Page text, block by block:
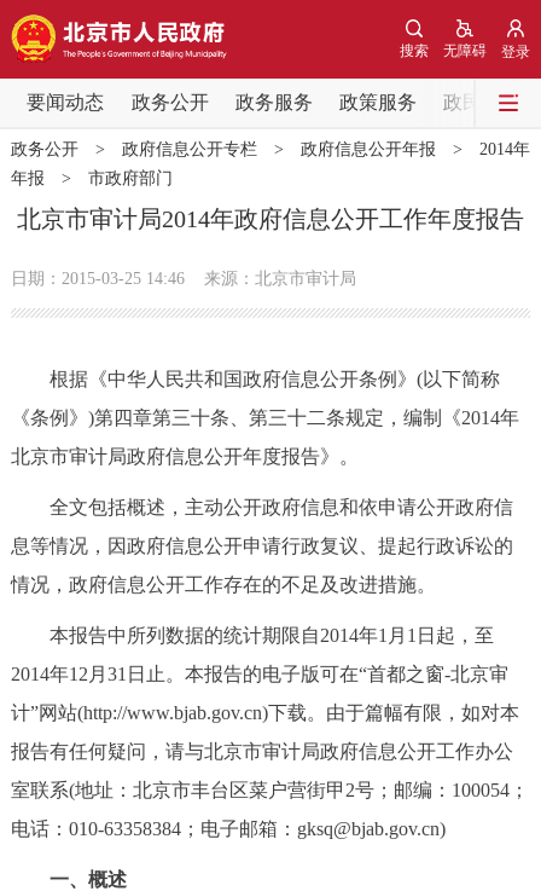
登录
无障碍
搜索
要闻动态 政务公开 政务服务 政策服务 政民互动
要闻动态
党中央精神 国务院信息 中央部委动态
北京要闻 会议信息 部门动态
各区热点
市领导 机构职能 政策服务
政策兑现 政策解读 回应关切
决策公开 专题公开
政务服务
便民服务 利企服务 投资项目
中介服务 阳光政务
政务公开> 政府信息公开专栏> 政府信息公开年报 > 2014年
年报 > 市政府部门
北京市审计局2014年政府信息公开工作年度报告
日期：2015-03-25 14:46 来源：北京市审计局
根据《中华人民共和国政府信息公开条例》(以下简称
《条例》)第四章第三十条、第三十二条规定，编制《2014年
北京市审计局政府信息公开年度报告》。
全文包括概述，主动公开政府信息和依申请公开政府信
息等情况，因政府信息公开申请行政复议、提起行政诉讼的
情况，政府信息公开工作存在的不足及改进措施。
本报告中所列数据的统计期限自2014年1月1日起，至
2014年12月31日止。本报告的电子版可在“首都之窗-北京审
计”网站(http://www.bjab.gov.cn)下载。由于篇幅有限，如对本
报告有任何疑问，请与北京市审计局政府信息公开工作办公
室联系(地址：北京市丰台区菜户营街甲2号；邮编：100054；
电话：010-63358384；电子邮箱：gksq@bjab.gov.cn)
一、概述